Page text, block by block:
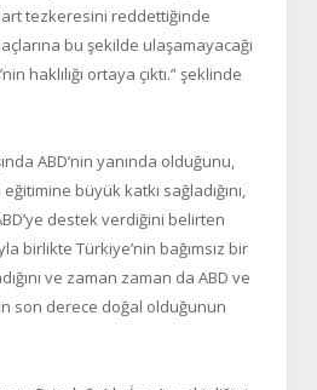
tezkeresini reddettiğinde
bu şekilde ulaşamayacağı
haklılığı ortaya çıktı.” şeklinde
ABD’nin yanında olduğunu,
büyük katkı sağladığını,
destek verdiğini belirten
birlikte Türkiye’nin bağımsız bir
ve zaman zaman da ABD ve
son derece doğal olduğunun